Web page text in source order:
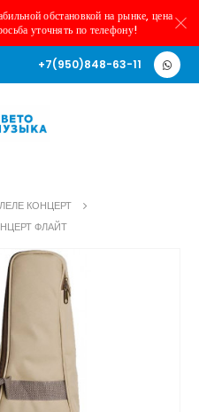
обстановкой на рынке, цена
уточнять по телефону!
+7(950)848-63-11
КОНЦЕРТ
ФЛАЙТ